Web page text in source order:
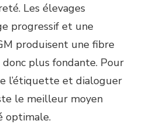
Les élevages
progressif et une
produisent une fibre
plus fondante. Pour
l’étiquette et dialoguer
le meilleur moyen
optimale.